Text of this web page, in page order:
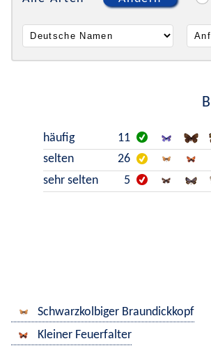
häufig 11
selten
26
sehr selten
5
Schwarzkolbiger Braundickkopf
Kleiner Feuerfalter